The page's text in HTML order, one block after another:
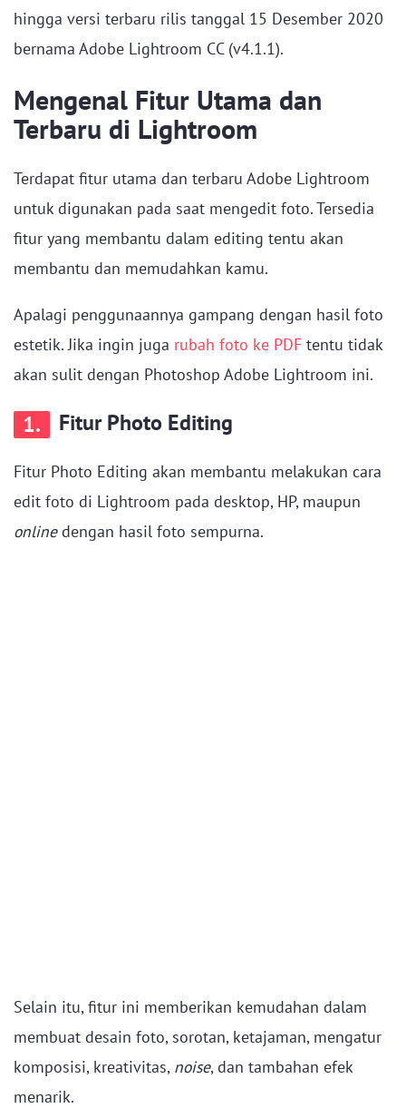
hingga versi terbaru rilis tanggal 15 Desember 2020
bernama Adobe Lightroom CC (v4.1.1).
Mengenal Fitur Utama dan
Terbaru di Lightroom
Terdapat fitur utama dan terbaru Adobe Lightroom
untuk digunakan pada saat mengedit foto. Tersedia
fitur yang membantu dalam editing tentu akan
membantu dan memudahkan kamu.
Apalagi penggunaannya gampang dengan hasil foto
estetik. Jika ingin juga rubah foto ke PDF tentu tidak
akan sulit dengan Photoshop Adobe Lightroom ini.
1. Fitur Photo Editing
Fitur Photo Editing akan membantu melakukan cara
edit foto di Lightroom pada desktop, HP, maupun
onlinedengan hasil foto sempurna.
Selain itu, fitur ini memberikan kemudahan dalam
membuat desain foto, sorotan, ketajaman, mengatur
komposisi, kreativitas, noise, dan tambahan efek
menarik.